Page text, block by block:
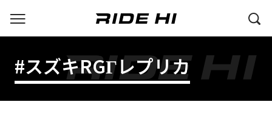
#スズキRGΓレプリカ